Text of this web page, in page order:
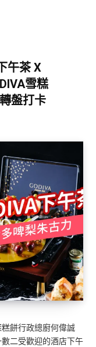
午茶 X
雪糕
盤打卡
糕餅行政總廚何偉誠
數二受歡迎的酒店下午